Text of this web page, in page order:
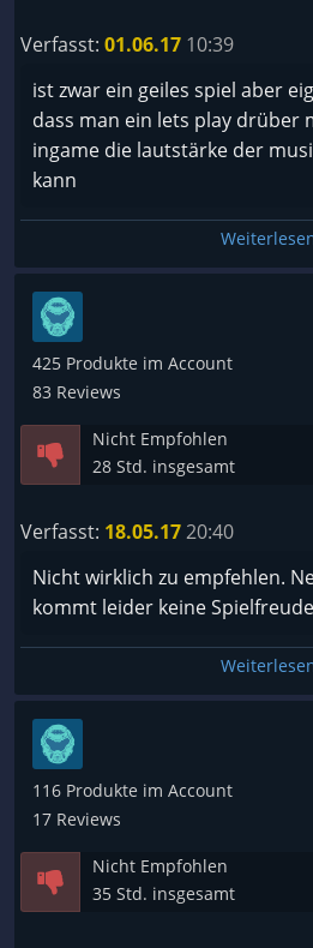
Verfasst: 01.06.17 10:39
ist zwar ein geiles spiel aber
dass man ein lets play drüber
ingame die lautstärke der
kann
425 Produkte im Account
83 Reviews
Nicht Empfohlen
28 Std. insgesamt
Verfasst: 18.05.1720:40
Nicht wirklich zu empfehlen.
kommt leider keine
116 Produkte im Account
17 Reviews
Nicht Empfohlen
35 Std. insgesamt